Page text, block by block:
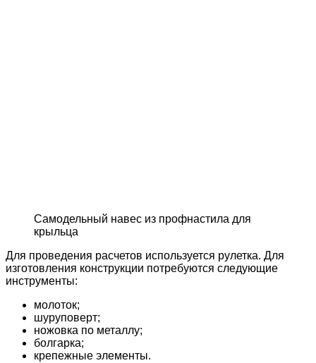
Самодельный навес из профнастила для
крыльца
Для проведения расчетов используется рулетка. Для
изготовления конструкции потребуются следующие
инструменты:
молоток;
шуруповерт;
ножовка по металлу;
болгарка;
крепежные элементы.